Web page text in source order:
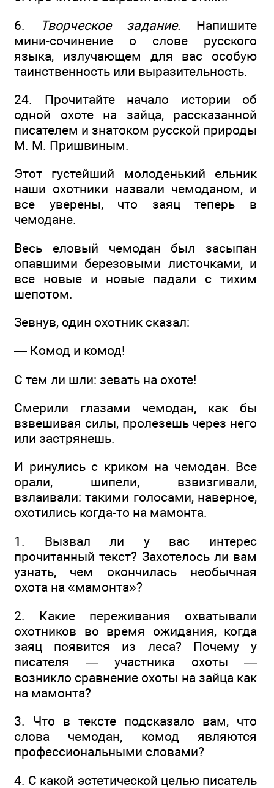
6.
Творческое задание. Напишите
мини-сочинение о слове русского
языка, излучающем для вас особую
таинственность или выразительность.
24. Прочитайте начало истории об
одной охоте на зайца, рассказанной
писателем и знатоком русской природы
М. М. Пришвиным.
Этот густейший молоденький ельник
наши охотники назвали чемоданом, и
все уверены, что заяц теперь в
чемодане.
Весь еловый чемодан был засыпан
опавшими березовыми листочками, и
все новые и новые падали с тихим
шепотом.
Зевнув, один охотник сказал:
— Комод и комод!
С тем ли шли: зевать на охоте!
Смерили глазами чемодан, как бы
взвешивая силы, пролезешь через него
или застрянешь.
И ринулись с криком на чемодан. Все
орали, шипели, взвизгивали,
взлаивали: такими голосами, наверное,
охотились когда-то на мамонта.
1. Вызвал ли у вас интерес
прочитанный текст? Захотелось ли вам
узнать, чем окончилась необычная
охота на «мамонта»?
2. Какие переживания охватывали
охотников во время ожидания, когда
заяц появится из леса? Почему у
писателя — участника охоты —
возникло сравнение охоты на зайца как
на мамонта?
3. Что в тексте подсказало вам, что
слова чемодан, комод являются
профессиональными словами?
4. С какой эстетической целью писатель